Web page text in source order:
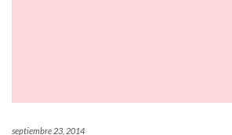
septiembre 23, 2014